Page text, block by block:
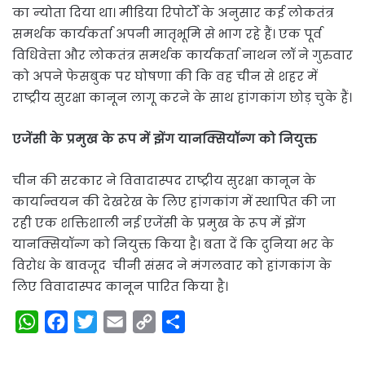
का न्‍योता दिया था। मीडिया रिपोर्टों के अनुसार कई लोकतंत्र
समर्थक कार्यकर्ता अपनी मातृभूमि से भाग रहे हैं। एक पूर्व
विधिवेत्ता और लोकतंत्र समर्थक कार्यकर्ता नाथन लॉ ने गुरुवार
को अपने फेसबुक पर घोषणा की कि वह चीन से शहर में
राष्ट्रीय सुरक्षा कानून लागू करने के साथ हांगकांग छोड़ चुके हैं।
एजेंसी के प्रमुख के रूप में झेंग यानक्सियॉन्ग को नियुक्त
चीन की सरकार ने विवादास्पद राष्ट्रीय सुरक्षा कानून के
कार्यान्वयन की देखरेख के लिए हांगकांग में स्थापित की जा
रही एक शक्तिशाली नई एजेंसी के प्रमुख के रूप में झेंग
यानक्सियॉन्ग को नियुक्त किया है। बता दें कि दुनिया भर के
विरोध के बावजूद चीनी संसद ने मंगलवार को हांगकांग के
लिए विवादास्पद कानून पारित किया है।
W